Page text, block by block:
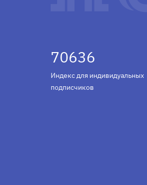
70636
Индекс для индивидуальных
подписчиков